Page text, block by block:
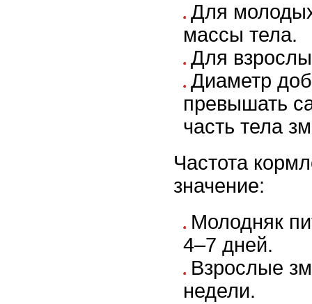
Для
массы тела.
Для
Диаметр
превышать
часть тела
Частота
значение:
Молодняк
4–7 дней.
Взрослые
недели.